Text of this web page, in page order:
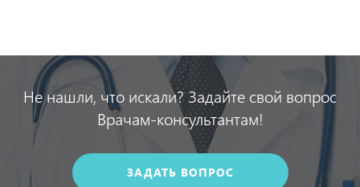
Не нашли, что искали? Задайте свой вопрос
Врачам-консультантам!
ЗАДАТЬ ВОПРОС